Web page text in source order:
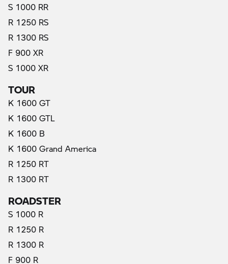
S 1000 RR
R 1250 RS
R 1300 RS
F 900 XR
S 1000 XR
TOUR
K 1600 GT
K 1600 GTL
K 1600 B
K 1600 Grand America
R 1250 RT
R 1300 RT
ROADSTER
S 1000 R
R 1250 R
R 1300 R
F 900 R